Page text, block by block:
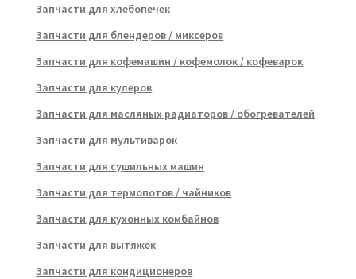
Запчасти для хлебопечек
Запчасти для блендеров / миксеров
Запчасти для кофемашин / кофемолок / кофеварок
Запчасти для кулеров
Запчасти для масляных радиаторов / обогревателей
Запчасти для мультиварок
Запчасти для сушильных машин
Запчасти для термопотов / чайников
Запчасти для кухонных комбайнов
Запчасти для вытяжек
Запчасти для кондиционеров